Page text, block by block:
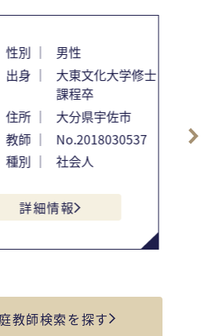
性別 ｜
男性
出身 ｜
大東文化大学修士
課程卒
住所 ｜
大分県宇佐市
教師 ｜
No.2018030537
種別 ｜
社会人
詳細情報
教師検索を探す